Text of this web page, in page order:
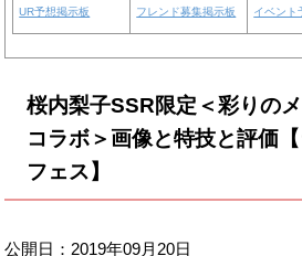
UR予想掲示板 フレンド募集掲示板 イベント
桜内梨子SSR限定＜彩りの
コラボ＞画像と特技と評価
フェス】
公開日： 2019年09月20日